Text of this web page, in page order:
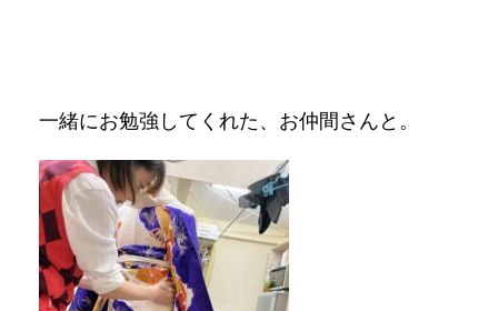
一緒にお勉強してくれた、お仲間さんと。